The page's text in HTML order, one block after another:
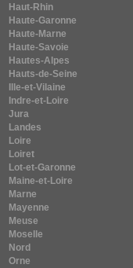
Haut-Rhin
Haute-Garonne
Haute-Marne
Haute-Savoie
Hautes-Alpes
Hauts-de-Seine
Ille-et-Vilaine
Indre-et-Loire
Jura
Landes
Loire
Loiret
Lot-et-Garonne
Maine-et-Loire
Marne
Mayenne
Meuse
Moselle
Nord
Orne